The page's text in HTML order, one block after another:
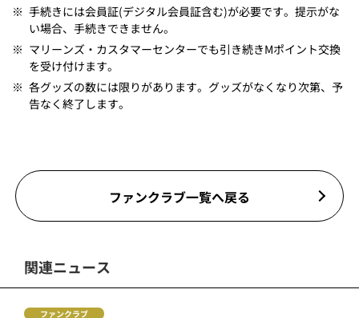
※ 手続きには会員証(デジタル会員証含む)が必要です。提示がな
い場合、手続きできません。
※ マリーンズ・カスタマーセンターでも引き続きMポイント交換
を受け付けます。
※ 各グッズの数には限りがあります。グッズがなくなり次第、予
告なく終了します。
ファンクラブ一覧へ戻る
関連ニュース
ファンクラブ